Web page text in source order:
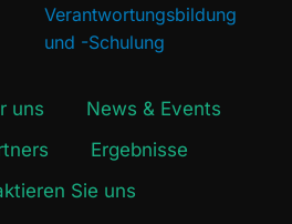
Verantwortungsbildung
und -Schulung
uns
News & Events
Ergebnisse
Sie uns